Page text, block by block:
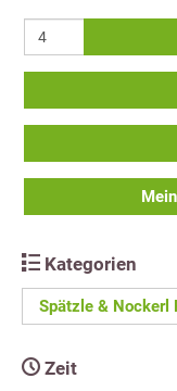
Kategorien
Spätzle & Nockerl
Zeit